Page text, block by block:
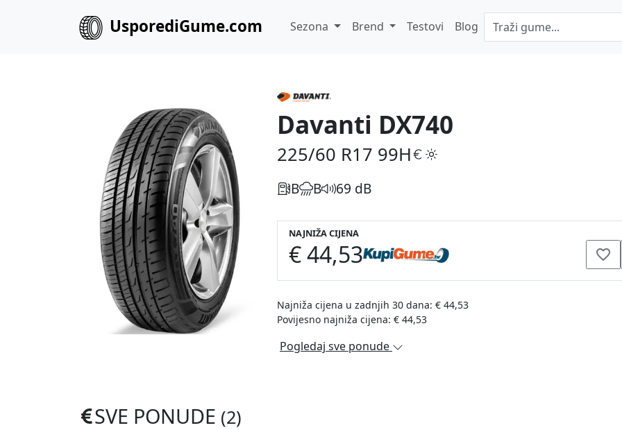
UsporediGume.com Sezona Brend Testovi Blog
Davanti DX740
225/60 R17 99H
B B 69 dB
NAJNIŽA CIJENA
€ 44,53
Najniža cijena u zadnjih 30 dana: € 44,53
Povijesno najniža cijena: € 44,53
Pogledaj sve ponude
SVE PONUDE (2)